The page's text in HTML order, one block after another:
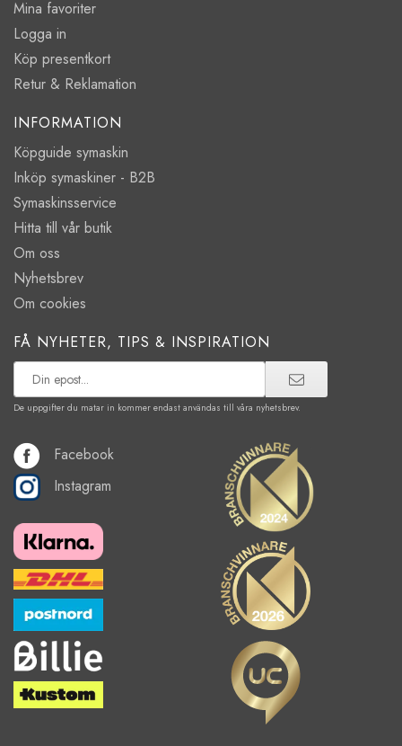
Mina favoriter
Logga in
Köp presentkort
Retur & Reklamation
INFORMATION
Köpguide symaskin
Inköp symaskiner - B2B
Symaskinsservice
Hitta till vår butik
Om oss
Nyhetsbrev
Om cookies
FÅ NYHETER, TIPS & INSPIRATION
De uppgifter du matar in kommer endast användas till våra nyhetsbrev.
Facebook
Instagram